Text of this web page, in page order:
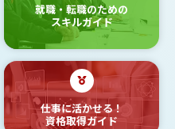
就職・転職のための
スキルガイド
仕事に活かせる！
資格取得ガイド